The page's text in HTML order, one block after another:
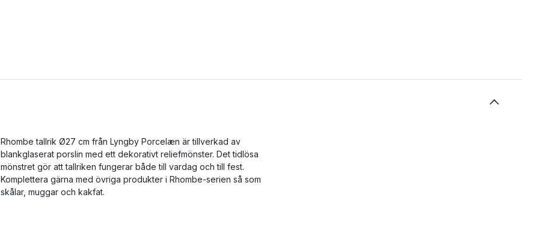
Rhombe tallrik Ø27 cm från Lyngby Porcelæn är tillverkad av
blankglaserat porslin med ett dekorativt reliefmönster. Det tidlösa
mönstret gör att tallriken fungerar både till vardag och till fest.
Komplettera gärna med övriga produkter i Rhombe-serien så som
skålar, muggar och kakfat.